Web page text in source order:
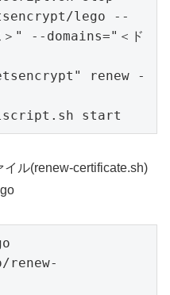
lego --
" --domains="＜ド
renew -
start
ル(renew-certificate.sh)
renew-